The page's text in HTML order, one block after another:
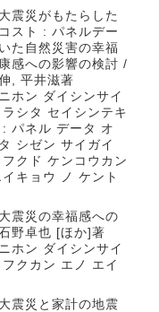
震災がもたらした
スト : パネルデー
た自然災害の幸福
感への影響の検討 /
, 平井滋著
ホン ダイシンサイ
シタ セイシンテキ
: パネル データ オ
シゼン サイガイ
フクド ケンコウカン
キョウ ノ ケント
震災の幸福感への
野卓也 [ほか]著
ホン ダイシンサイ
フクカン エノ エイ
震災と家計の地震